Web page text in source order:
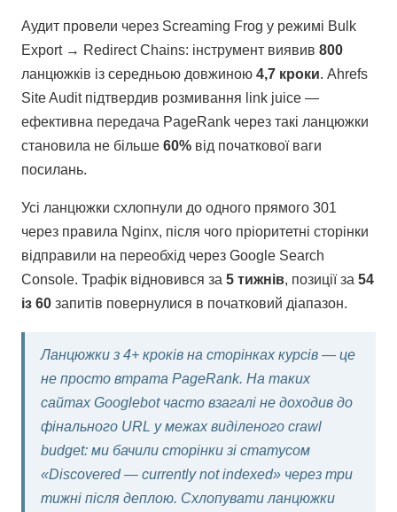
Аудит провели через Screaming Frog у режимі Bulk
Export → Redirect Chains: інструмент виявив 800
ланцюжків із середньою довжиною 4,7 кроки. Ahrefs
Site Audit підтвердив розмивання link juice —
ефективна передача PageRank через такі ланцюжки
становила не більше 60% від початкової ваги
посилань.
Усі ланцюжки схлопнули до одного прямого 301
через правила Nginx, після чого пріоритетні сторінки
відправили на переобхід через Google Search
Console. Трафік відновився за 5 тижнів, позиції за 54
із 60 запитів повернулися в початковий діапазон.
Ланцюжки з 4+ кроків на сторінках курсів — це
не просто втрата PageRank. На таких
сайтах Googlebot часто взагалі не доходив до
фінального URL у межах виділеного crawl
budget: ми бачили сторінки зі статусом
«Discovered — currently not indexed» через три
тижні після деплою. Схлопувати ланцюжки